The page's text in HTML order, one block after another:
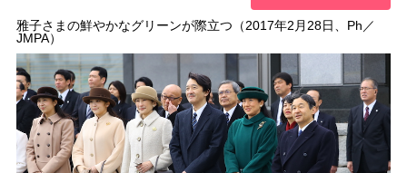
雅子さまの鮮やかなグリーンが際立つ（2017年2月28日、Ph／
JMPA）